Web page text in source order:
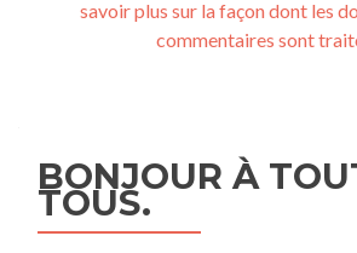
savoir plus sur la façon dont les
commentaires sont
BONJOUR À
TOUS.